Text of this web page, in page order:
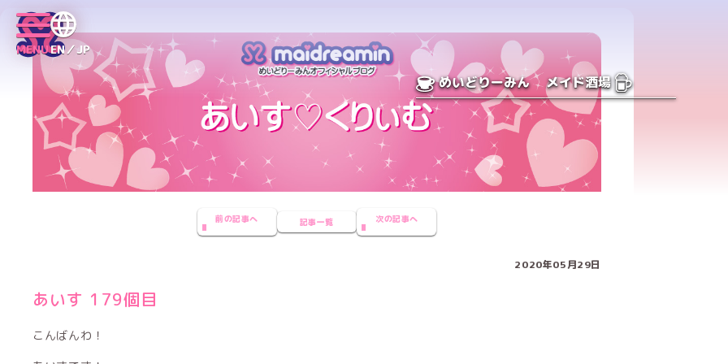
MENUEN／JP
めいどりーみん メイド酒場
前の記事へ 記事一覧 次の記事へ
2020年05月29日
あいす 179個目
こんばんわ！